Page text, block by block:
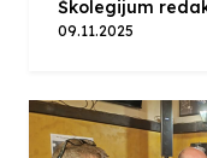
Školegijum
09.11.2025